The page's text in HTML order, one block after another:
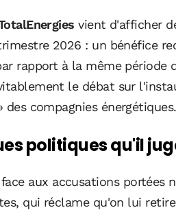
vient d'afficher
2026 : un bénéfice
rapport à la même période
le débat sur
compagnies énergétiques.
politiques qu'il
aux accusations portées
qui réclame qu'on lui